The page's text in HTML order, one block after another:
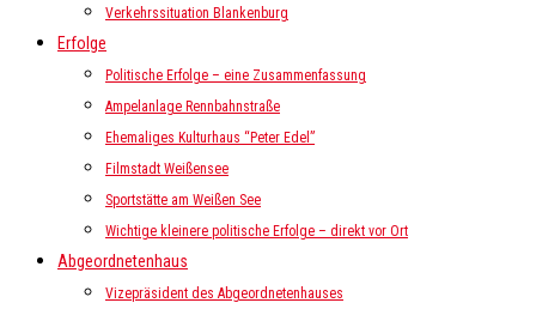
Verkehrssituation Blankenburg
Erfolge
Politische Erfolge – eine Zusammenfassung
Ampelanlage Rennbahnstraße
Ehemaliges Kulturhaus “Peter Edel”
Filmstadt Weißensee
Sportstätte am Weißen See
Wichtige kleinere politische Erfolge – direkt vor Ort
Abgeordnetenhaus
Vizepräsident des Abgeordnetenhauses